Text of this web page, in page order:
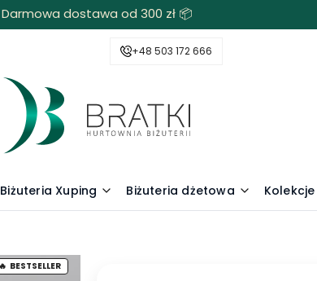
Darmowa dostawa od 300 zł 📦
+48 503 172 666
Biżuteria Xuping Biżuteria dżetowa Kolekcje
BESTSELLER